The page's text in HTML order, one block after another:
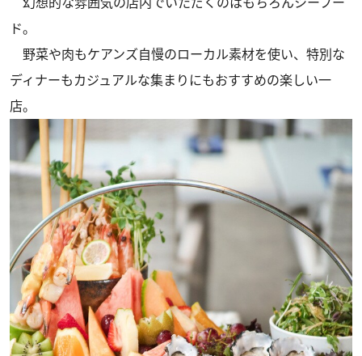
ド。
野菜や肉もケアンズ自慢のローカル素材を使い、特別な
ディナーもカジュアルな集まりにもおすすめの楽しい一
店。